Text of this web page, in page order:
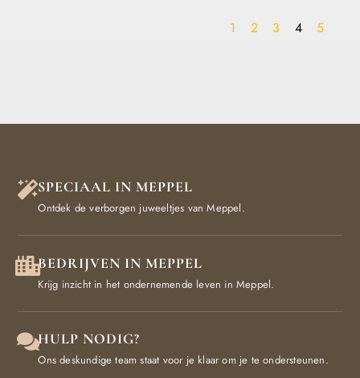
1 2 3 4 5
SPECIAAL IN MEPPEL
Ontdek de verborgen juweeltjes van Meppel.
BEDRIJVEN IN MEPPEL
Krijg inzicht in het ondernemende leven in Meppel.
HULP NODIG?
Ons deskundige team staat voor je klaar om je te ondersteunen.